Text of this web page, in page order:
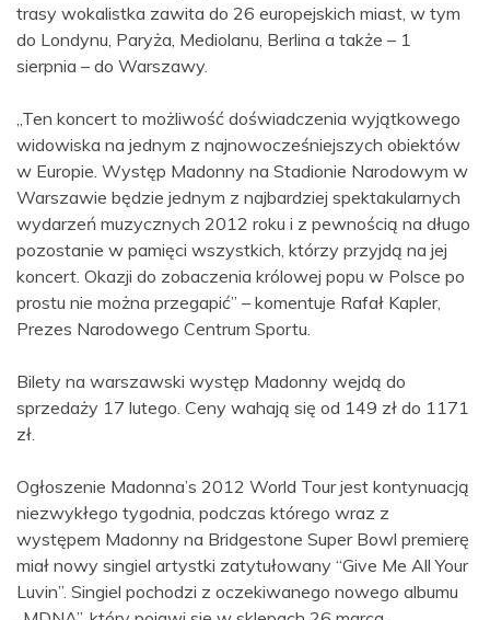
trasy wokalistka zawita do 26 europejskich miast, w tym
do Londynu, Paryża, Mediolanu, Berlina a także – 1
sierpnia – do Warszawy.
„Ten koncert to możliwość doświadczenia wyjątkowego
widowiska na jednym z najnowocześniejszych obiektów
w Europie. Występ Madonny na Stadionie Narodowym w
Warszawie będzie jednym z najbardziej spektakularnych
wydarzeń muzycznych 2012 roku i z pewnością na długo
pozostanie w pamięci wszystkich, którzy przyjdą na jej
koncert. Okazji do zobaczenia królowej popu w Polsce po
prostu nie można przegapić” – komentuje Rafał Kapler,
Prezes Narodowego Centrum Sportu.
Bilety na warszawski występ Madonny wejdą do
sprzedaży 17 lutego. Ceny wahają się od 149 zł do 1171
zł.
Ogłoszenie Madonna’s 2012 World Tour jest kontynuacją
niezwykłego tygodnia, podczas którego wraz z
występem Madonny na Bridgestone Super Bowl premierę
miał nowy singiel artystki zatytułowany “Give Me All Your
Luvin”. Singiel pochodzi z oczekiwanego nowego albumu